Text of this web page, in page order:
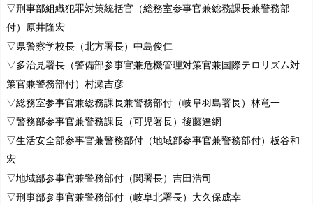
▽刑事部組織犯罪対策統括官（総務室参事官兼総務課長兼警務部
付）原井隆宏
▽県警察学校長（北方署長）中島俊仁
▽多治見署長（警備部参事官兼危機管理対策官兼国際テロリズム対
策官兼警務部付）村瀬吉彦
▽総務室参事官兼総務課長兼警務部付（岐阜羽島署長）林竜一
▽警務部参事官兼警務課長（可児署長）後藤達網
▽生活安全部参事官兼警務部付（地域部参事官兼警務部付）板谷和
宏
▽地域部参事官兼警務部付（関署長）吉田浩司
▽刑事部参事官兼警務部付（岐阜北署長）大久保成幸